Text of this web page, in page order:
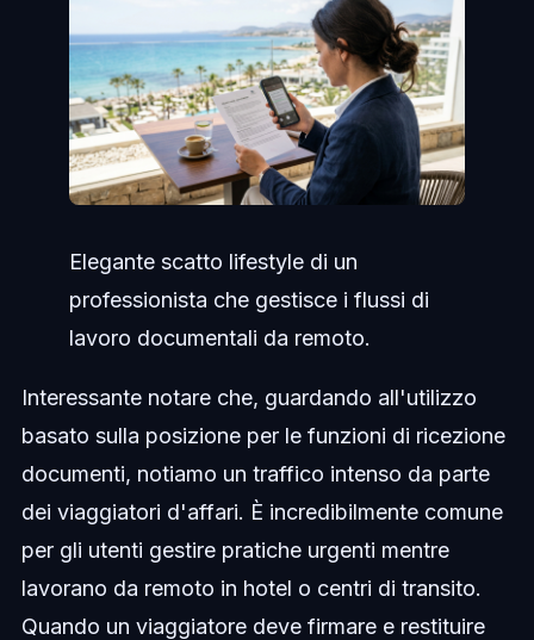
Elegante scatto lifestyle di un
professionista che gestisce i flussi di
lavoro documentali da remoto.
Interessante notare che, guardando all'utilizzo
basato sulla posizione per le funzioni di ricezione
documenti, notiamo un traffico intenso da parte
dei viaggiatori d'affari. È incredibilmente comune
per gli utenti gestire pratiche urgenti mentre
lavorano da remoto in hotel o centri di transito.
Quando un viaggiatore deve firmare e restituire